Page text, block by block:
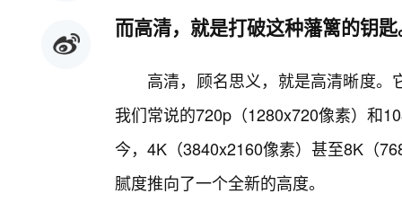
而高清，就是打破这种藩篱的钥
高清，顾名思义，就是高清晰度
我们常说的720p（1280x720像素）和
今，4K（3840x2160像素）甚至8K（
腻度推向了一个全新的高度。